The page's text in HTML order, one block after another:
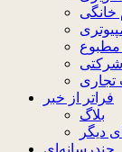
خانگی
مطبوع
شرکتی
فراتر از خبر
بلاگ
دیگر
چندرسانه‌ای